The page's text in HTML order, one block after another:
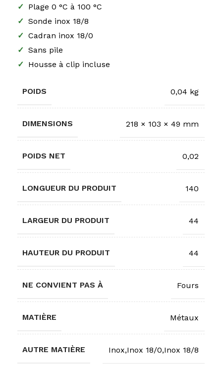
✓ Plage 0 °C à 100 °C
✓ Sonde inox 18/8
✓ Cadran inox 18/0
✓ Sans pile
✓ Housse à clip incluse
POIDS 0,04 kg
DIMENSIONS 218 × 103 × 49 mm
POIDS NET 0,02
LONGUEUR DU PRODUIT 140
LARGEUR DU PRODUIT 44
HAUTEUR DU PRODUIT 44
NE CONVIENT PAS À Fours
MATIÈRE Métaux
AUTRE MATIÈRE Inox,Inox 18/0,Inox 18/8